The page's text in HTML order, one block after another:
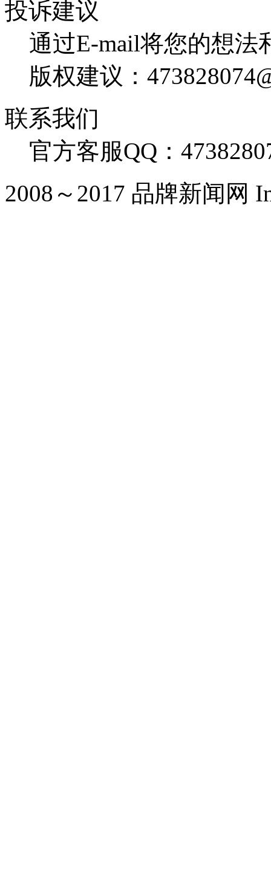
投诉建议
通过E-mail将您的想法
版权建议：
联系我们
官方客服QQ：
2008～2017 品牌新闻网